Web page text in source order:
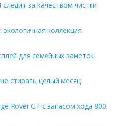
за качеством чистки
коллекция
для семейных заметок
стирать целый месяц
Rover GT с запасом хода 800